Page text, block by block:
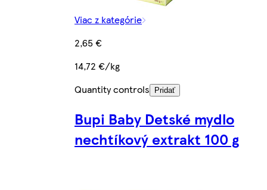
Viac z kategórie
2,65 €
14,72 €/kg
Quantity controls
Pridať
Bupi Baby Detské mydlo
nechtíkový extrakt 100 g